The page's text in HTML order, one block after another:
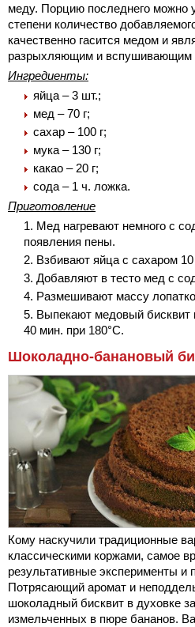
меду. Порцию последнего можно
степени количество
качественно гасится медом и
разрыхляющим и вспушивающим
Ингредиенты:
яйца – 3 шт.;
мед – 70 г;
сахар – 100 г;
мука – 130 г;
какао – 20 г;
сода – 1 ч. ложка.
Приготовление
Мед нагревают немного с
появления пены.
Взбивают яйца с сахаром
Добавляют в тесто мед с
Размешивают массу
Выпекают медовый бисквит
40 мин. при 180°С.
Шоколадно-банановый
Кому наскучили традиционные
классическими коржами, самое
результативные эксперименты и
Потрясающий аромат и
шоколадный бисквит в духовке
измельченных в пюре бананов.